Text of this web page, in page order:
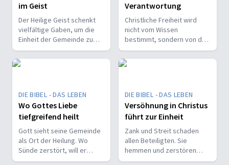
im Geist
Der Heilige Geist schenkt
vielfältige Gaben, um die
Einheit der Gemeinde zu
stärken und sie zu
befähigen, Christus vor den
Menschen zu bekennen.
Verantwortung
Christliche Freiheit wird
nicht vom Wissen
bestimmt, sondern von der
Beziehung zum Nächsten –
und vom Ziel, Gott zu ehren.
DIE BIBEL - DAS LEBEN
Wo Gottes Liebe
tiefgreifend heilt
Gott sieht seine Gemeinde
als Ort der Heilung. Wo
Sünde zerstört, will er
liebevoll und korrigierend
DIE BIBEL - DAS LEBEN
Versöhnung in Christus
führt zur Einheit
Zank und Streit schaden
allen Beteiligten. Sie
hemmen und zerstören
auch Gemeinde. Doch